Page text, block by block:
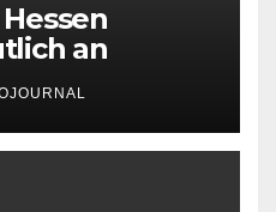
an
Startup-